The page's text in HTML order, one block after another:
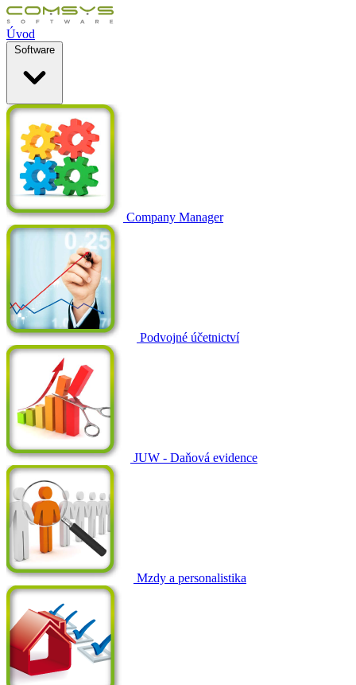
Úvod
Software
Company Manager
Podvojné účetnictví
JUW - Daňová evidence
Mzdy a personalistika